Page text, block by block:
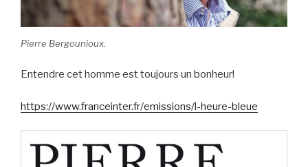
Pierre Bergounioux.
Entendre cet homme est toujours un bonheur!
https://www.franceinter.fr/emissions/l-heure-bleue